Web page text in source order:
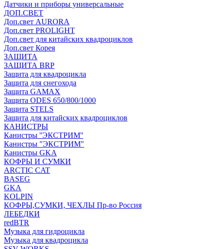
Датчики и приборы универсальные
ДОП.СВЕТ
Доп.свет AURORA
Доп.свет PROLIGHT
Доп.свет для китайских квадроциклов
Доп.свет Корея
ЗАЩИТА
ЗАЩИТА BRP
Защита для квадроцикла
Защита для снегохода
Защита GAMAX
Защита ODES 650/800/1000
Защита STELS
Защита для китайских квадроциклов
КАНИСТРЫ
Канистры ''ЭКСТРИМ''
Канистры "ЭКСТРИМ"
Канистры GKA
КОФРЫ И СУМКИ
ARCTIC CAT
BASEG
GKA
KOLPIN
КОФРЫ,СУМКИ, ЧЕХЛЫ Пр-во Россия
ЛЕБЕДКИ
redBTR
Музыка для гидроцикла
Музыка для квадроцикла